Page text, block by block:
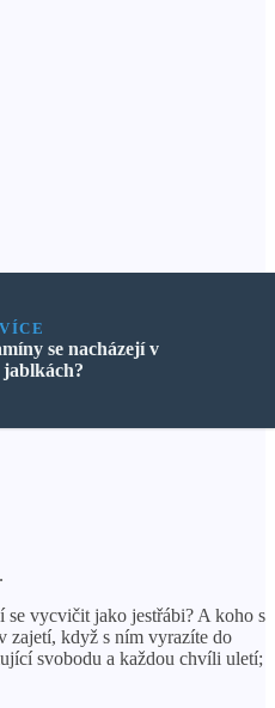
se nacházejí v
jablkách?
vycvičit jako jestřábi? A koho s
zajetí, když s ním vyrazíte do
svobodu a každou chvíli uletí;